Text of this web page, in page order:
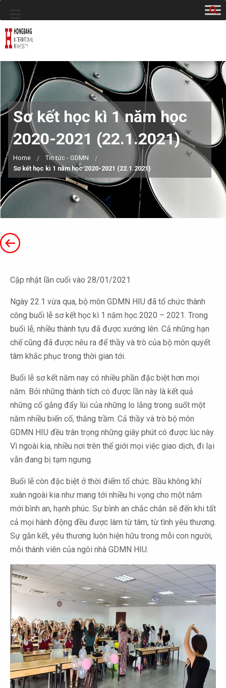
Sơ kết học kì 1 năm học
2020-2021 (22.1.2021)
Home
Tin tức - GDMN
Sơ kết học kì 1 năm học 2020-2021 (22.1.2021)
Cập nhật lần cuối vào 28/01/2021
Ngày 22.1 vừa qua, bộ môn GDMN HIU đã tổ chức thành
công buổi lễ sơ kết học kì 1 năm học 2020 – 2021. Trong
buổi lễ, nhiều thành tựu đã được xướng lên. Cả những hạn
chế cũng đã được nêu ra để thầy và trò của bộ môn quyết
tâm khắc phục trong thời gian tới.
Buổi lễ sơ kết năm nay có nhiều phần đặc biệt hơn mọi
năm. Bởi những thành tích có được lần này là kết quả
những cố gắng đẩy lùi của những lo lắng trong suốt một
năm nhiều biến cố, thăng trầm. Cả thầy và trò bộ môn
GDMN HIU đều trân trọng những giây phút có được lúc này.
Vì ngoài kia, nhiều nơi trên thế giới mọi việc giao dịch, đi lại
vẫn đang bị tạm ngưng.
Buổi lễ còn đặc biệt ở thời điểm tổ chức. Bầu không khí
xuân ngoài kia như mang tới nhiều hi vọng cho một năm
mới bình an, hạnh phúc. Sự bình an chắc chắn sẽ đến khi tất
cả mọi hành động đều được làm từ tâm, từ tình yêu thương.
Sự gắn kết, yêu thương luôn hiện hữu trong mỗi con người,
mỗi thành viên của ngôi nhà GDMN HIU.